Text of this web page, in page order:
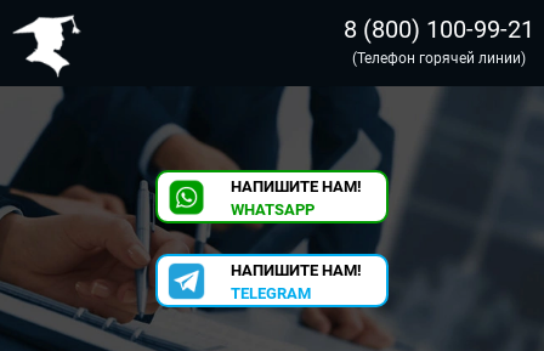
8 (800) 100-99-21
(Телефон горячей линии)
НАПИШИТЕ НАМ!
WHATSAPP
НАПИШИТЕ НАМ!
TELEGRAM